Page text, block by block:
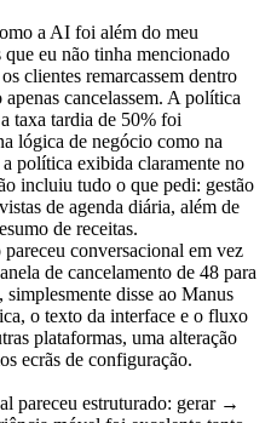
a AI foi além do meu
eu não tinha mencionado
clientes remarcassem dentro
cancelassem. A política
taxa tardia de 50% foi
lógica de negócio como na
política exibida claramente no
incluiu tudo o que pedi: gestão
de agenda diária, além de
de receitas.
conversacional em vez
de cancelamento de 48 para
disse ao Manus
o texto da interface e o fluxo
plataformas, uma alteração
ecrãs de configuração.
pareceu estruturado: gerar →